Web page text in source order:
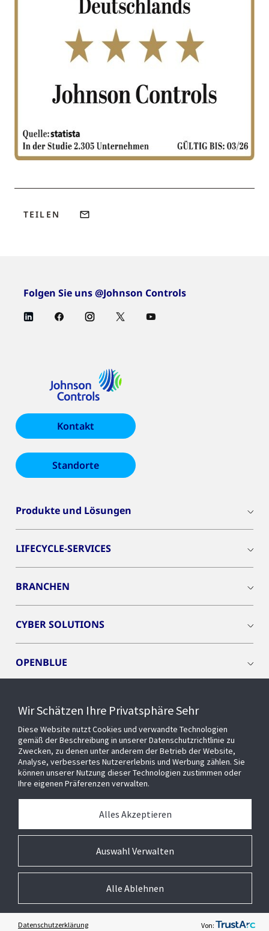
TEILEN
Folgen Sie uns @Johnson Controls
Kontakt
Standorte
Produkte und Lösungen
LIFECYCLE-SERVICES
BRANCHEN
CYBER SOLUTIONS
OPENBLUE
EVENTS
Über uns
© 2026 Johnson Controls Inc. All rights reserved.
Wir Schätzen Ihre Privatsphäre Sehr
Diese Website nutzt Cookies und verwandte Technologien
gemäß der Beschreibung in unserer Datenschutzrichtlinie zu
Zwecken, zu denen unter anderem der Betrieb der Website,
Analyse, verbessertes Nutzererlebnis und Werbung zählen. Sie
können unserer Nutzung dieser Technologien zustimmen oder
Ihre eigenen Präferenzen verwalten.
Auswahl Verwalten
Alles Akzeptieren
Alle Ablehnen
Datenschutzerklärung Von:
Impressum